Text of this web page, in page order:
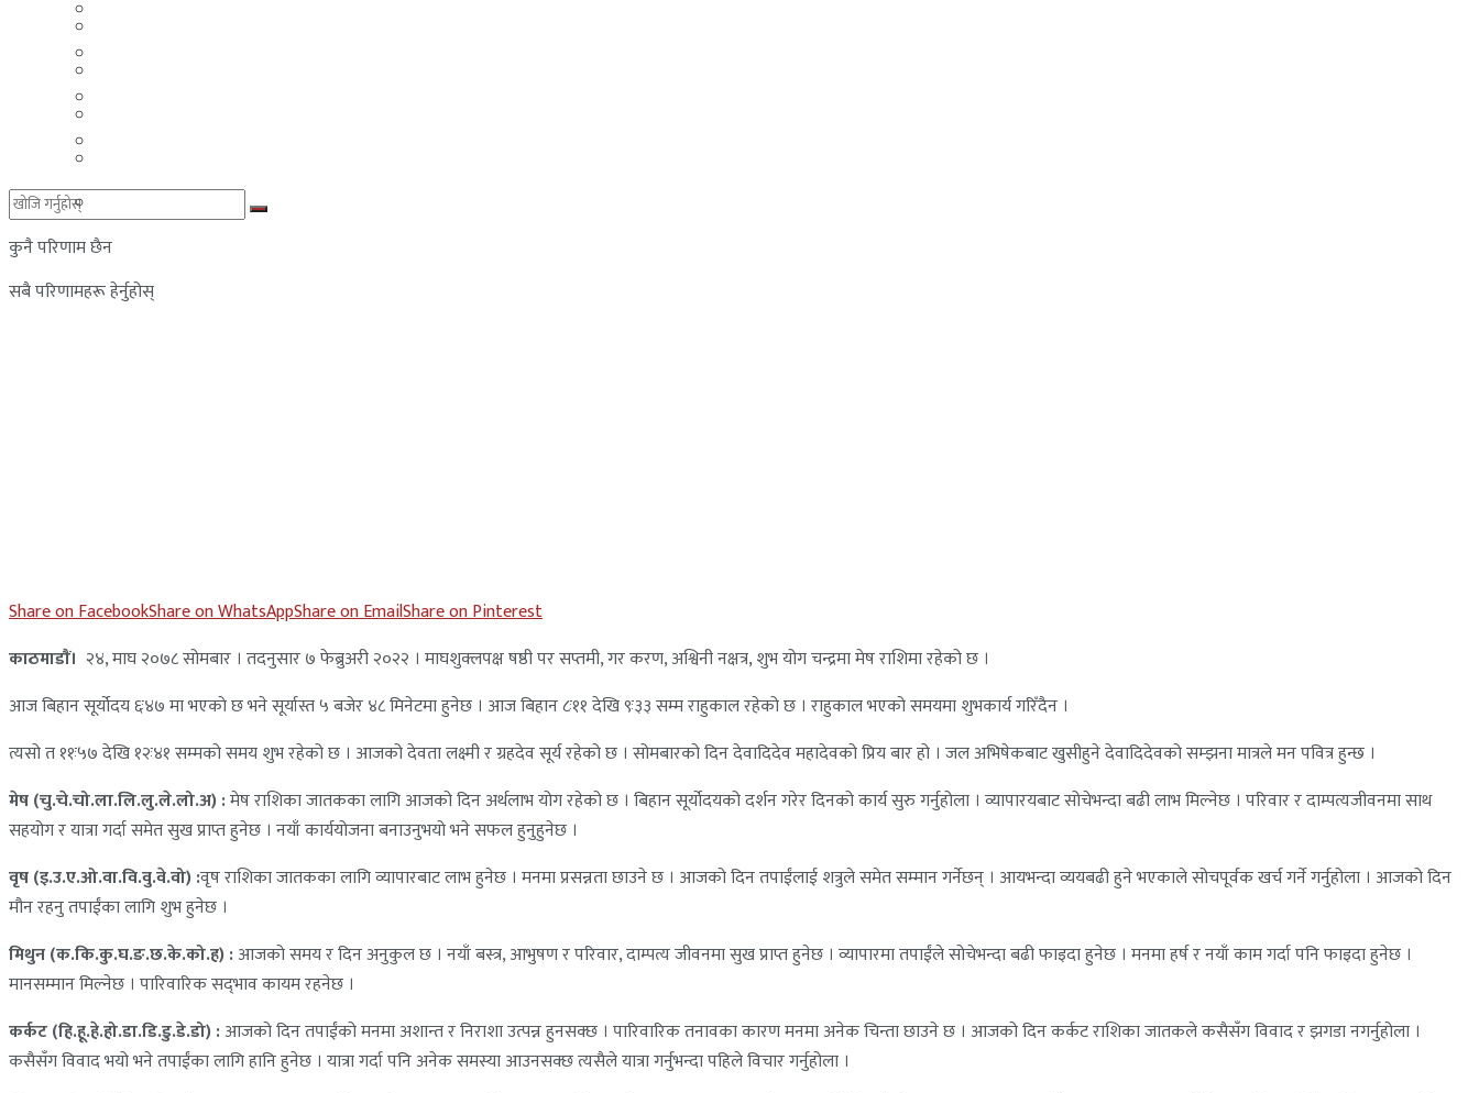
कुनै परिणाम छैन
सबै परिणामहरू हेर्नुहोस्
Share on FacebookShare on WhatsAppShare on EmailShare on Pinterest
काठमाडाैं। २४, माघ २०७८ सोमबार । तदनुसार ७ फेब्रुअरी २०२२ । माघशुक्लपक्ष षष्ठी पर सप्तमी, गर करण, अश्विनी नक्षत्र, शुभ योग चन्द्रमा मेष राशिमा रहेको छ ।
आज बिहान सूर्योदय ६ः४७ मा भएकाे छ भने सूर्यास्त ५ बजेर ४८ मिनेटमा हुनेछ । आज बिहान ८ः११ देखि ९ः३३ सम्म राहुकाल रहेको छ । राहुकाल भएको समयमा शुभकार्य गरिँदैन ।
त्यसो त ११ः५७ देखि १२ः४१ सम्मको समय शुभ रहेको छ । आजको देवता लक्ष्मी र ग्रहदेव सूर्य रहेको छ । सोमबारको दिन देवादिदेव महादेवको प्रिय बार हो । जल अभिषेकबाट खुसीहुने देवादिदेवको सम्झना मात्रले मन पवित्र हुन्छ ।
मेष (चु.चे.चो.ला.लि.लु.ले.लो.अ) :मेष राशिका जातकका लागि आजको दिन अर्थलाभ योग रहेको छ । बिहान सूर्योदयको दर्शन गरेर दिनको कार्य सुरु गर्नुहोला । व्यापारयबाट सोचेभन्दा बढी लाभ मिल्नेछ । परिवार र दाम्पत्यजीवनमा साथ
सहयोग र यात्रा गर्दा समेत सुख प्राप्त हुनेछ । नयाँ कार्ययोजना बनाउनुभयो भने सफल हुनुहुनेछ ।
वृष (इ.उ.ए.ओ.वा.वि.वु.वे.वो) :वृष राशिका जातकका लागि व्यापारबाट लाभ हुनेछ । मनमा प्रसन्नता छाउने छ । आजको दिन तपाईंलाई शत्रुले समेत सम्मान गर्नेछन् । आयभन्दा व्ययबढी हुने भएकाले सोचपूर्वक खर्च गर्ने गर्नुहोला । आजको दिन
मौन रहनु तपाईंका लागि शुभ हुनेछ ।
मिथुन (क.कि.कु.घ.ङ.छ.के.को.ह) :आजको समय र दिन अनुकुल छ । नयाँ बस्त्र, आभुषण र परिवार, दाम्पत्य जीवनमा सुख प्राप्त हुनेछ । व्यापारमा तपाईंले सोचेभन्दा बढी फाइदा हुनेछ । मनमा हर्ष र नयाँ काम गर्दा पनि फाइदा हुनेछ ।
मानसम्मान मिल्नेछ । पारिवारिक सद्‍भाव कायम रहनेछ ।
कर्कट (हि.हू.हे.हो.डा.डि.डु.डे.डो) :आजको दिन तपाईंको मनमा अशान्त र निराशा उत्पन्न हुनसक्छ । पारिवारिक तनावका कारण मनमा अनेक चिन्ता छाउने छ । आजको दिन कर्कट राशिका जातकले कसैसँग विवाद र झगडा नगर्नुहोला ।
कसैसँग विवाद भयो भने तपाईंका लागि हानि हुनेछ । यात्रा गर्दा पनि अनेक समस्या आउनसक्छ त्यसैले यात्रा गर्नुभन्दा पहिले विचार गर्नुहोला ।